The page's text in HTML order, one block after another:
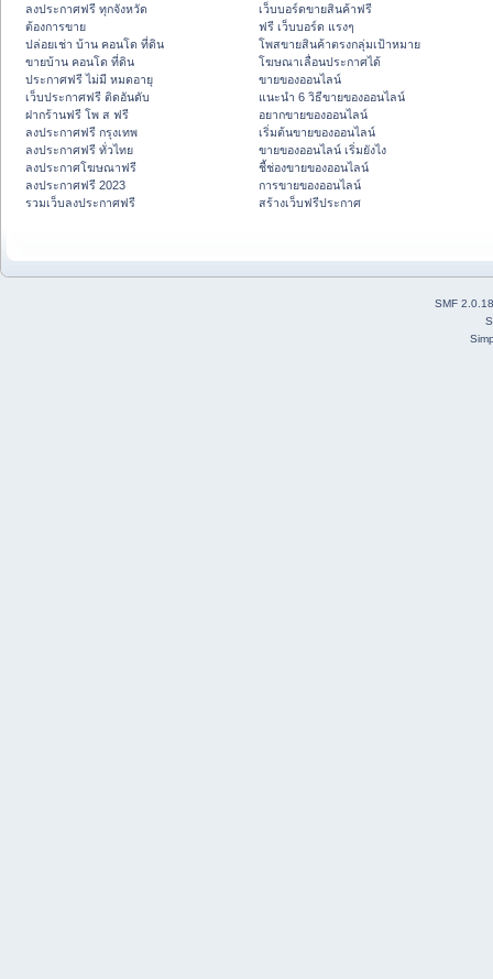
ลงประกาศฟรี ทุกจังหวัด
ต้องการขาย
ปล่อยเช่า บ้าน คอนโด ที่ดิน
ขายบ้าน คอนโด ที่ดิน
ประกาศฟรี ไม่มี หมดอายุ
เว็บประกาศฟรี ติดอันดับ
ฝากร้านฟรี โพ ส ฟรี
ลงประกาศฟรี กรุงเทพ
ลงประกาศฟรี ทั่วไทย
ลงประกาศโฆษณาฟรี
ลงประกาศฟรี 2023
รวมเว็บลงประกาศฟรี
เว็บบอร์ดขายสินค้าฟรี
ฟรี เว็บบอร์ด แรงๆ
โพสขายสินค้าตรงกลุ่มเป้าหมาย
โฆษณาเลื่อนประกาศได้
ขายของออนไลน์
แนะนำ 6 วิธีขายของออนไลน์
อยากขายของออนไลน์
เริ่มต้นขายของออนไลน์
ขายของออนไลน์ เริ่มยังไง
ชี้ช่องขายของออนไลน์
การขายของออนไลน์
สร้างเว็บฟรีประกาศ
SMF 2.0.18